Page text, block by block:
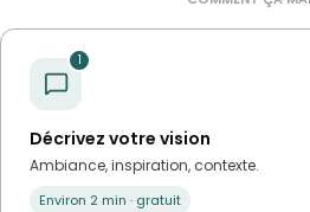
1
Décrivez votre vision
Ambiance, inspiration, contexte.
Environ 2 min · gratuit